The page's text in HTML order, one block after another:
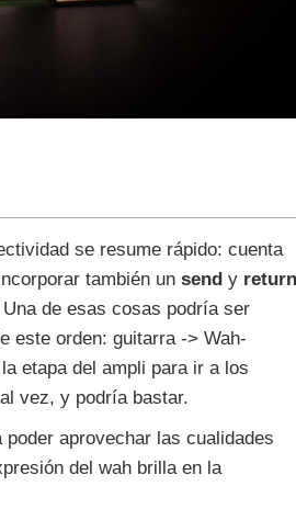
se resume rápido: cuenta
también un send y return
de esas cosas podría ser
este orden: guitarra -> Wah-
etapa del ampli para ir a los
vez, y podría bastar.
aprovechar las cualidades
del wah brilla en la